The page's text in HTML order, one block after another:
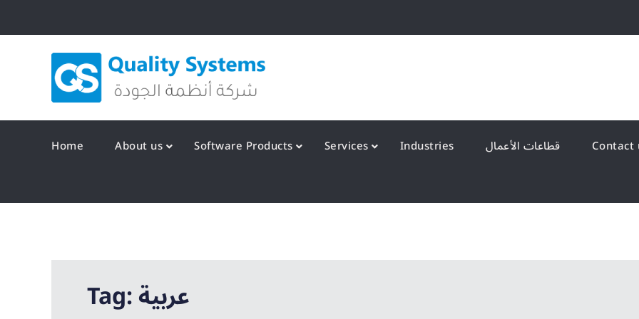
to
Home About us Software Products Services Industries قطاعات الأعمال
Tag:عربية